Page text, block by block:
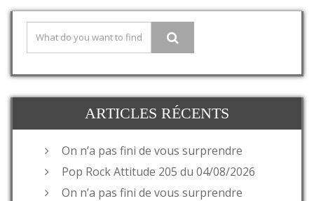
ARTICLES RÉCENTS
On n’a pas fini de vous surprendre
Pop Rock Attitude 205 du 04/08/2026
On n’a pas fini de vous surprendre